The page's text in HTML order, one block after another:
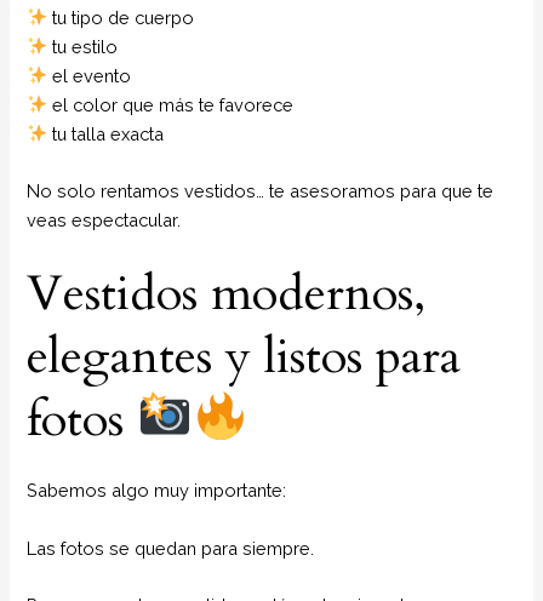
tu tipo de cuerpo
tu estilo
el evento
el color que más te favorece
tu talla exacta
No solo rentamos vestidos… te asesoramos para que te
veas espectacular.
Vestidos modernos,
elegantes y listos para
fotos
Sabemos algo muy importante:
Las fotos se quedan para siempre.